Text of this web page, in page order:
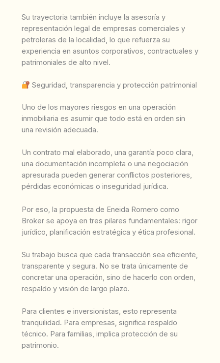
Su trayectoria también incluye la asesoría y
representación legal de empresas comerciales y
petroleras de la localidad, lo que refuerza su
experiencia en asuntos corporativos, contractuales y
patrimoniales de alto nivel.
Seguridad, transparencia y protección patrimonial
Uno de los mayores riesgos en una operación
inmobiliaria es asumir que todo está en orden sin
una revisión adecuada.
Un contrato mal elaborado, una garantía poco clara,
una documentación incompleta o una negociación
apresurada pueden generar conflictos posteriores,
pérdidas económicas o inseguridad jurídica.
Por eso, la propuesta de Eneida Romero como
Broker se apoya en tres pilares fundamentales: rigor
jurídico, planificación estratégica y ética profesional.
Su trabajo busca que cada transacción sea eficiente,
transparente y segura. No se trata únicamente de
concretar una operación, sino de hacerlo con orden,
respaldo y visión de largo plazo.
Para clientes e inversionistas, esto representa
tranquilidad. Para empresas, significa respaldo
técnico. Para familias, implica protección de su
patrimonio.